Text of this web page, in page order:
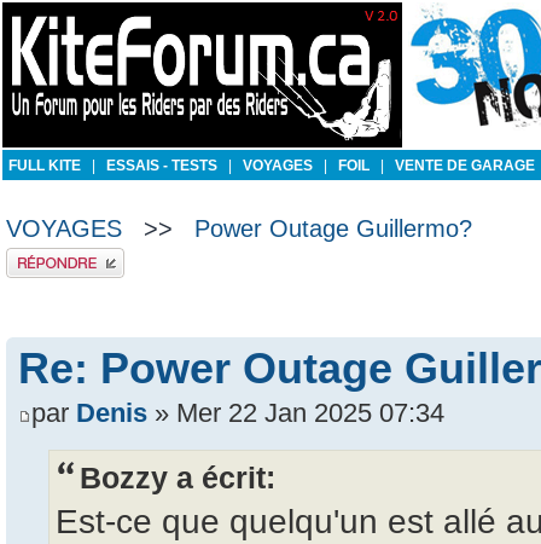
on line231: Undefined offset: 1
FULL KITE ESSAIS - TESTS VOYAGES FOIL VENTE DE GARAGE
VOYAGES >> Power Outage Guillermo?
Publier une réponse
Re: Power Outage
par Denis » Mer 22 Jan 2025 07:34
Bozzy a écrit:
Est-ce que quelqu'un est allé